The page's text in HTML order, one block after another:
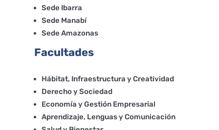
Sede Ibarra
Sede Manabí
Sede Amazonas
Facultades
Hábitat, Infraestructura y Creatividad
Derecho y Sociedad
Economía y Gestión Empresarial
Aprendizaje, Lenguas y Comunicación